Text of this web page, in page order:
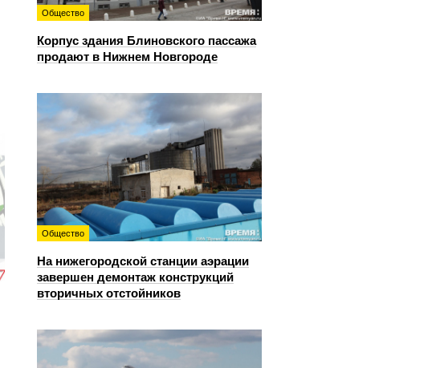
Общество
Корпус здания Блиновского пассажа
продают в Нижнем Новгороде
Общество
На нижегородской станции аэрации
завершен демонтаж конструкций
вторичных отстойников